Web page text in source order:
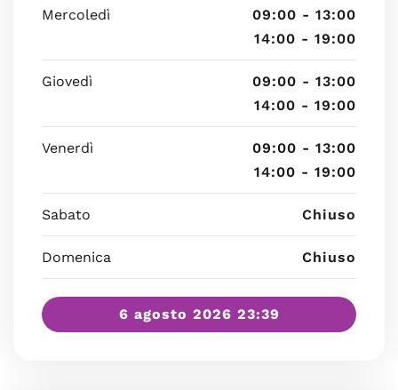
Mercoledì
09:00 - 13:00
14:00 - 19:00
Giovedì
09:00 - 13:00
14:00 - 19:00
Venerdì
09:00 - 13:00
14:00 - 19:00
Sabato Chiuso
Domenica Chiuso
6 agosto 2026 23:39